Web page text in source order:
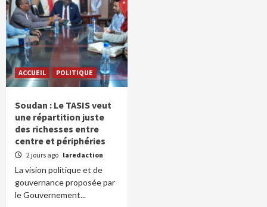
ACCUEIL POLITIQUE
Soudan : Le TASIS veut
une répartition juste
des richesses entre
centre et périphéries
2 jours ago laredaction
La vision politique et de
gouvernance proposée par
le Gouvernement...